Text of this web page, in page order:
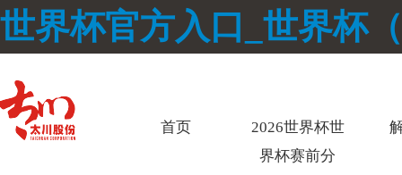
世界杯官方入口_世界杯
首页
2026世界杯世
界杯赛前分